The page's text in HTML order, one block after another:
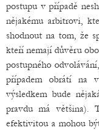
postupu v případě
nějakému arbitrovi,
shodnout na tom, že
kteří nemají důvěru
postupného
případem obrátí na
výsledkem bude
pravdu má většina).
efektivitou a mohou